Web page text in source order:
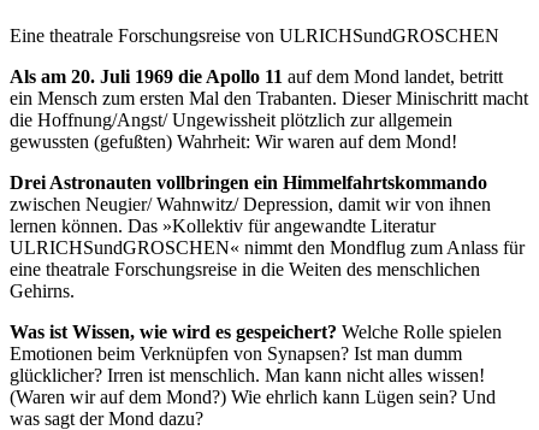
Eine theatrale Forschungsreise von ULRICHSundGROSCHEN
Als am 20. Juli 1969 die Apollo 11 auf dem Mond landet, betritt
ein Mensch zum ersten Mal den Trabanten. Dieser Minischritt macht
die Hoffnung/Angst/ Ungewissheit plötzlich zur allgemein
gewussten (gefußten) Wahrheit: Wir waren auf dem Mond!
Drei Astronauten vollbringen ein Himmelfahrtskommando
zwischen Neugier/ Wahnwitz/ Depression, damit wir von ihnen
lernen können. Das »Kollektiv für angewandte Literatur
ULRICHSundGROSCHEN« nimmt den Mondflug zum Anlass für
eine theatrale Forschungsreise in die Weiten des menschlichen
Gehirns.
Was ist Wissen, wie wird es gespeichert? Welche Rolle spielen
Emotionen beim Verknüpfen von Synapsen? Ist man dumm
glücklicher? Irren ist menschlich. Man kann nicht alles wissen!
(Waren wir auf dem Mond?) Wie ehrlich kann Lügen sein? Und
was sagt der Mond dazu?